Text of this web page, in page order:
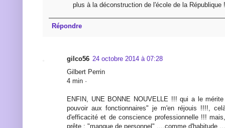
plus à la déconstruction de l'école de la République !
Répondre
gilco56 24 octobre 2014 à 07:28
Gilbert Perrin
4 min ·
ENFIN, UNE BONNE NOUVELLE !!! qui a le
pouvoir aux fonctionnaires" je m'en réjouis !!!!,
d'efficacité et de conscience professionnelle !!!
prête : "manque de personnel" ....comme d'habitude